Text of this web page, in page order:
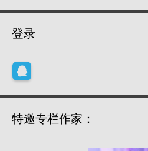
登录
特邀专栏作家：